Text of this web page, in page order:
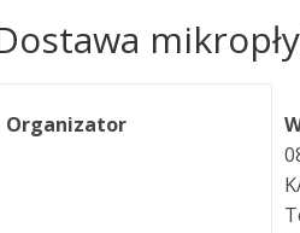
Organizator